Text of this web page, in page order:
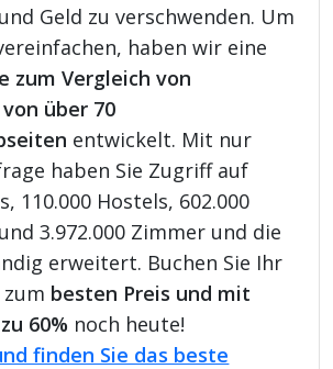
Geld zu verschwenden. Um
haben wir eine
zum Vergleich von
über 70
entwickelt. Mit nur
haben Sie Zugriff auf
110.000 Hostels, 602.000
3.972.000 Zimmer und die
erweitert. Buchen Sie Ihr
besten Preis und mit
60% noch heute!
finden Sie das beste